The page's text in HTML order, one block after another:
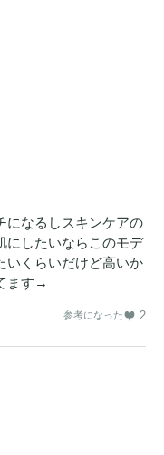
になるしスキンケアの
にしたいならこのモデ
いくらいだけど高いか
ます→
参考になった 2